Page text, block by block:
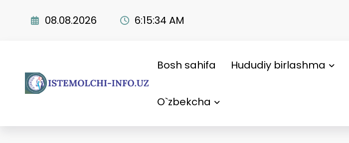
08.08.2026 6:15:35 AM
Bosh sahifa Hududiy birlashma
O`zbekcha